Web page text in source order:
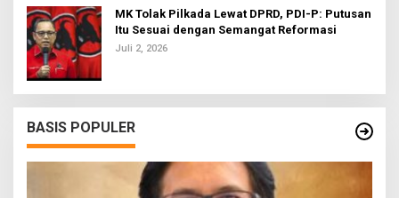
MK Tolak Pilkada Lewat DPRD, PDI-P: Putusan
Itu Sesuai dengan Semangat Reformasi
Juli 2, 2026
BASIS POPULER